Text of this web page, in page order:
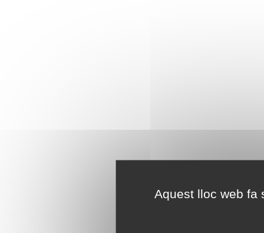
Aquest lloc web fa